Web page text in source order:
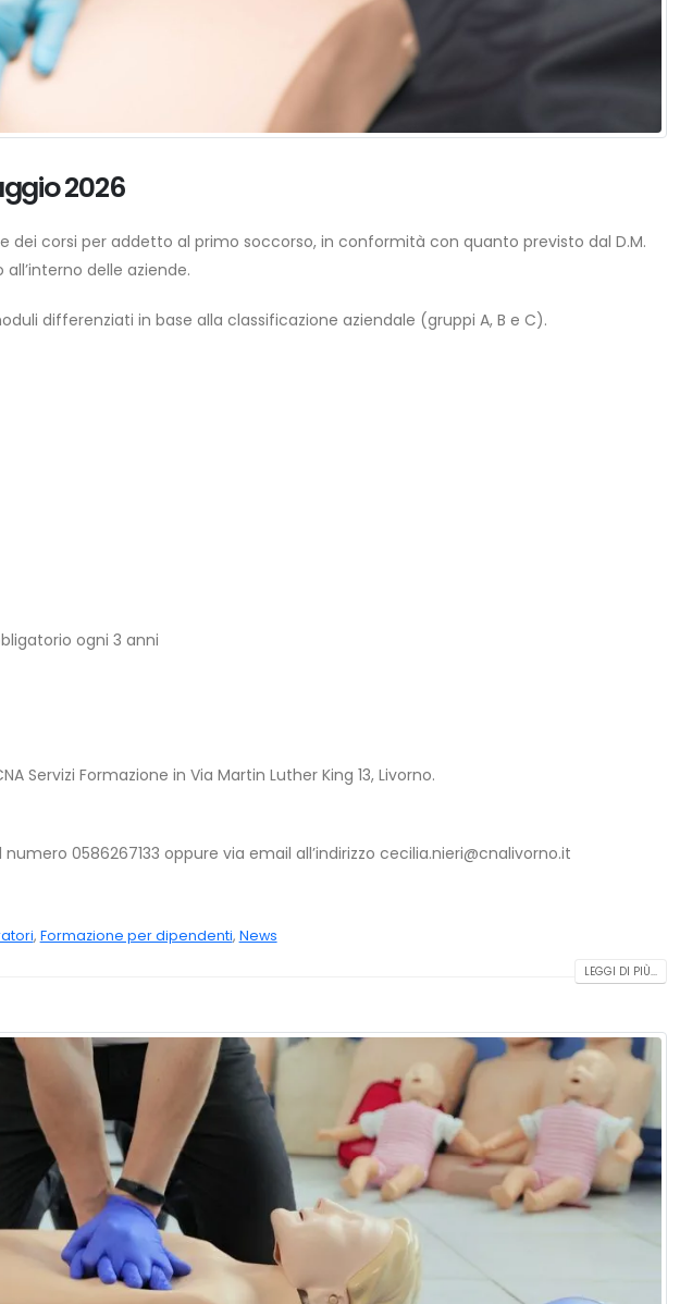
2026
dei corsi per addetto al primo soccorso, in conformità con quanto previsto dal D.M.
delle aziende.
differenziati in base alla classificazione aziendale (gruppi A, B e C).
ogni 3 anni
Servizi Formazione in Via Martin Luther King 13, Livorno.
0586267133 oppure via email all’indirizzo cecilia.nieri@cnalivorno.it
, Formazione per dipendenti, News
LEGGI DI PIÙ...